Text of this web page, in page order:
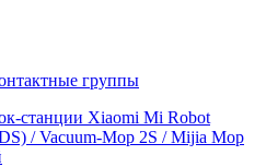
группы
станции Xiaomi Mi Robot
/ Vacuum-Mop 2S / Mijia Mop